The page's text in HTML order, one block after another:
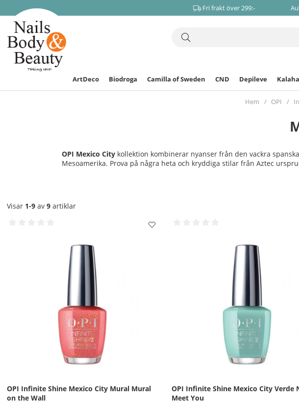
Fri frakt över 299:-
ArtDeco Biodroga Camilla of Sweden CND Depileve
Hem OPI
OPI Mexico City kollektion kombinerar nyanser från den vackra
Mesoamerika. Prova på några heta och kryddiga stilar från Aztec
Visar 1-9 av 9 artiklar
OPI Infinite Shine Mexico City Mural Mural
on the Wall
OPI Infinite Shine Mexico City Verde
Meet You